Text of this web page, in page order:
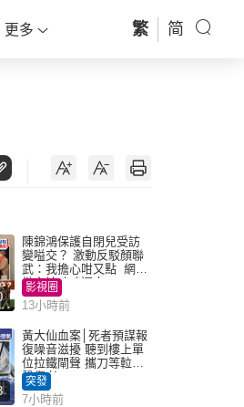
更多 繁 简
陳錦鴻保護自閉兒受訪
變嗌交？ 激動反駁顏聯
武：我擔心咁又點 網民
批主持咄咄逼人
影視圈
13小時前
黃大仙血案│死者預謀報
復噪音滋擾 聽到樓上單
位拉鐵閘聲 攜刀等𨋢伏
擊傷者
突發
7小時前